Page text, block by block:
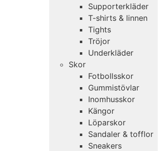
Supporterkläder
T-shirts & linnen
Tights
Tröjor
Underkläder
Skor
Fotbollsskor
Gummistövlar
Inomhusskor
Kängor
Löparskor
Sandaler & tofflor
Sneakers